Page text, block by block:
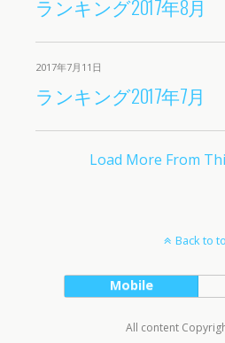
ランキング2017年8月
2017年7月11日
ランキング2017年7月
Load More From
Back to
Mobile
All content